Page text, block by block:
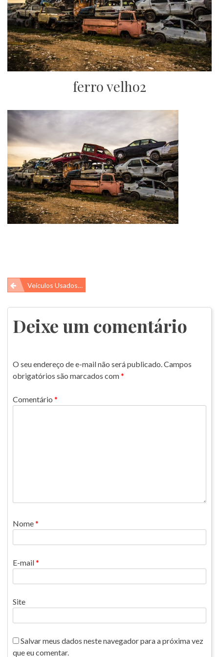
ferro velho2
Navegação
de
Post
Veículos Usados…
Deixe um comentário
O seu endereço de e-mail não será publicado.Campos
obrigatórios são marcados com*
Comentário *
Nome*
E-mail*
Site
Salvar meus dados neste navegador para a próxima vez
que eu comentar.